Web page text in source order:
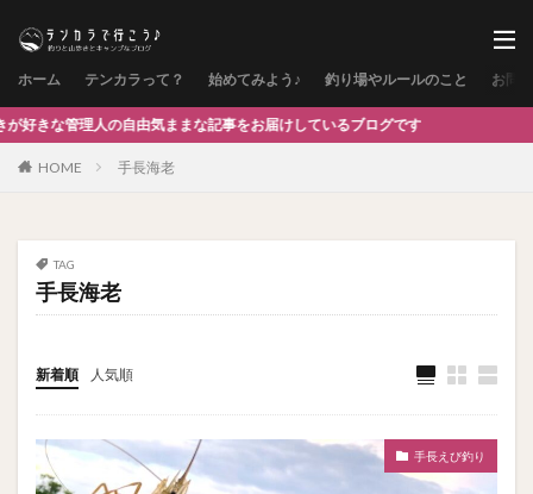
ホーム テンカラって？ 始めてみよう♪ 釣り場やルールのこと お問
きな管理人の自由気ままな記事をお届けしているブログです
HOME 手長海老
TAG
手長海老
新着順 人気順
手長えび釣り